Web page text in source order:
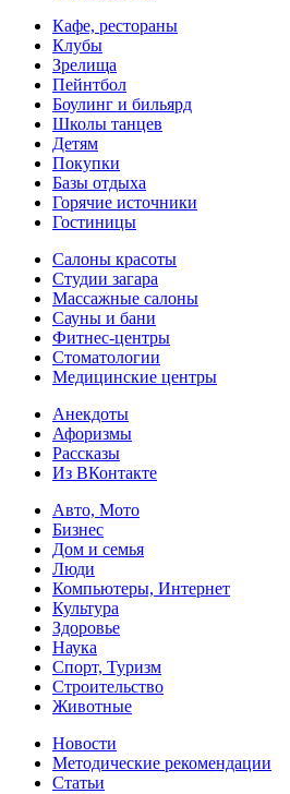
Кафе, рестораны
Клубы
Зрелища
Пейнтбол
Боулинг и бильярд
Школы танцев
Детям
Покупки
Базы отдыха
Горячие источники
Гостиницы
Салоны красоты
Студии загара
Массажные салоны
Сауны и бани
Фитнес-центры
Стоматологии
Медицинские центры
Анекдоты
Афоризмы
Рассказы
Из ВКонтакте
Авто, Мото
Бизнес
Дом и семья
Люди
Компьютеры, Интернет
Культура
Здоровье
Наука
Спорт, Туризм
Строительство
Животные
Новости
Методические рекомендации
Статьи